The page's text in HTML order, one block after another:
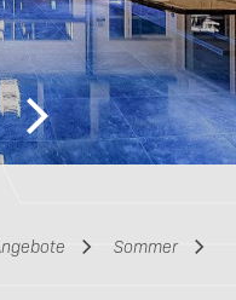
Sommer